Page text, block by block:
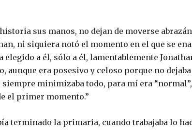
sus manos, no dejan de moverse
ni siquiera notó el momento en el que se
elegido a él, sólo a él, lamentablemente
aunque era posesivo y celoso porque no
siempre minimizaba todo, para mí era
el primer momento.”
terminado la primaria, cuando trabajaba lo